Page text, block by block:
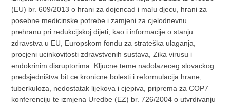
(EU) br. 609/2013 o hrani za dojencad i malu djecu, hrani za
posebne medicinske potrebe i zamjeni za cjelodnevnu
prehranu pri redukcijskoj dijeti, kao i informacije o stanju
zdravstva u EU, Europskom fondu za strateška ulaganja,
procjeni ucinkovitosti zdravstvenih sustava, Zika virusu i
endokrinim disruptorima. Kljucne teme nadolazeceg slovackog
predsjedništva bit ce kronicne bolesti i reformulacija hrane,
tuberkuloza, nedostatak lijekova i cjepiva, priprema za COP7
konferenciju te izmjena Uredbe (EZ) br. 726/2004 o utvrdivanju